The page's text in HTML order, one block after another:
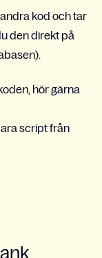
kod och tar
den direkt på
hör gärna
script från